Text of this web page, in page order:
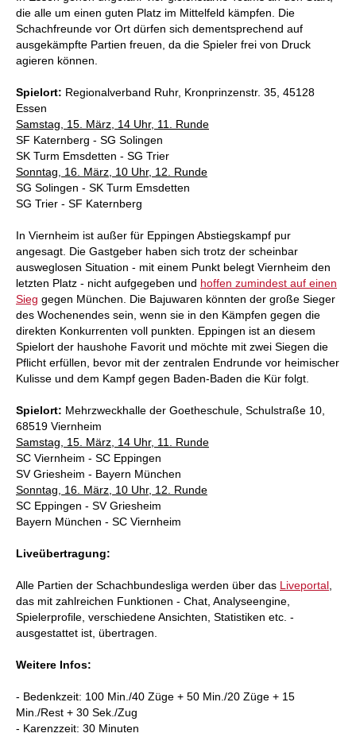
die alle um einen guten Platz im Mittelfeld kämpfen. Die
Schachfreunde vor Ort dürfen sich dementsprechend auf
ausgekämpfte Partien freuen, da die Spieler frei von Druck
agieren können.
Spielort: Regionalverband Ruhr, Kronprinzenstr. 35, 45128
Essen
Samstag, 15. März, 14 Uhr, 11. Runde
SF Katernberg - SG Solingen
SK Turm Emsdetten - SG Trier
Sonntag, 16. März, 10 Uhr, 12. Runde
SG Solingen - SK Turm Emsdetten
SG Trier - SF Katernberg
In Viernheim ist außer für Eppingen Abstiegskampf pur
angesagt. Die Gastgeber haben sich trotz der scheinbar
ausweglosen Situation - mit einem Punkt belegt Viernheim den
letzten Platz - nicht aufgegeben und hoffen zumindest auf einen
Sieg gegen München. Die Bajuwaren könnten der große Sieger
des Wochenendes sein, wenn sie in den Kämpfen gegen die
direkten Konkurrenten voll punkten. Eppingen ist an diesem
Spielort der haushohe Favorit und möchte mit zwei Siegen die
Pflicht erfüllen, bevor mit der zentralen Endrunde vor heimischer
Kulisse und dem Kampf gegen Baden-Baden die Kür folgt.
Spielort: Mehrzweckhalle der Goetheschule, Schulstraße 10,
68519 Viernheim
Samstag, 15. März, 14 Uhr, 11. Runde
SC Viernheim - SC Eppingen
SV Griesheim - Bayern München
Sonntag, 16. März, 10 Uhr, 12. Runde
SC Eppingen - SV Griesheim
Bayern München - SC Viernheim
Liveübertragung:
Alle Partien der Schachbundesliga werden über das Liveportal
das mit zahlreichen Funktionen - Chat, Analyseengine,
Spielerprofile, verschiedene Ansichten, Statistiken etc. -
ausgestattet ist, übertragen.
Weitere Infos:
- Bedenkzeit: 100 Min./40 Züge + 50 Min./20 Züge + 15
Min./Rest + 30 Sek./Zug
- Karenzzeit: 30 Minuten